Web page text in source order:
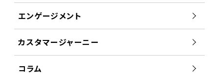
エンゲージメント
カスタマージャーニー
コラム